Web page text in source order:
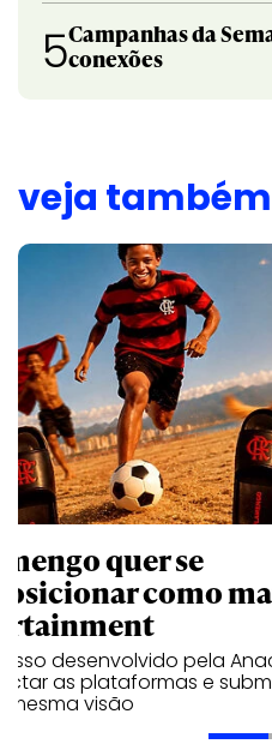
5Campanhas da
conexões
veja também
quer se
como
desenvolvido pela
as plataformas e
mesma visão